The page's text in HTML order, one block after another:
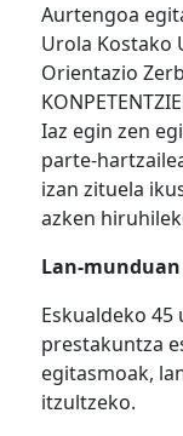
Aurtengoa
Urola Kostako
Orientazio
Iaz egin zen
parte-
izan zituela
azken
Lan-
Eskualdeko
prestakuntza
egitasmoak,
itzultzeko.